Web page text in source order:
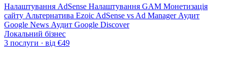
Налаштування AdSense Налаштування GAM Монетизація
сайту Альтернатива Ezoic AdSense vs Ad Manager Аудит
Google News Аудит Google Discover
Локальний бізнес
3 послуги · від €49